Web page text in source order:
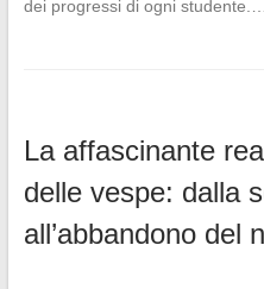
dei progressi di ogni studente.…
La affascinante
delle vespe: dalla
all’abbandono del